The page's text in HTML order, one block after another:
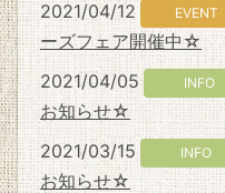
2021/04/12
EVENT
ーズフェア開催中☆
2021/04/05
INFO
お知らせ☆
2021/03/15
INFO
お知らせ☆